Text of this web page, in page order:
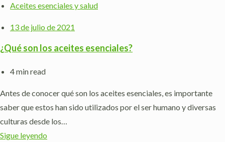
Aceites esenciales y salud
13 de julio de 2021
¿Qué son los aceites esenciales?
4 min read
Antes de conocer qué son los aceites esenciales, es importante
saber que estos han sido utilizados por el ser humano y diversas
culturas desde los…
Sigue leyendo